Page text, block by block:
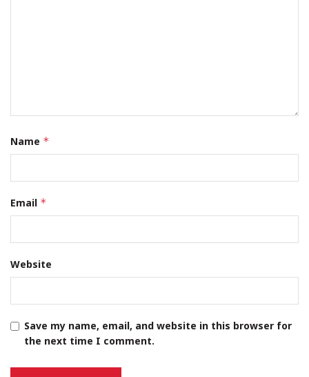
Name *
Email *
Website
Save my name, email, and website in this browser for
the next time I comment.